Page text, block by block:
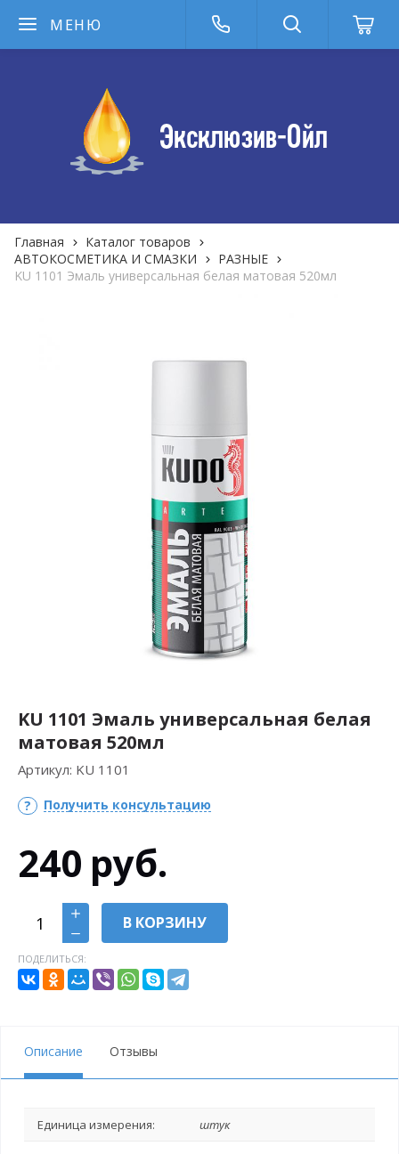
МЕНЮ
Главная
Каталог товаров
АВТОКОСМЕТИКА И СМАЗКИ
РАЗНЫЕ
KU 1101 Эмаль универсальная белая матовая 520мл
KU 1101 Эмаль универсальная белая
матовая 520мл
Артикул: KU 1101
Получить консультацию
240 руб.
В КОРЗИНУ
ПОДЕЛИТЬСЯ:
Описание Отзывы
Единица измерения: штук